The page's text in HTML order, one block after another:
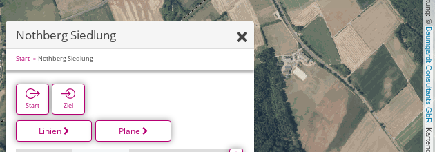
Baumgardt Consultants GbR
Nothberg Siedlung
Start Nothberg Siedlung
Start Ziel
Linien Pläne